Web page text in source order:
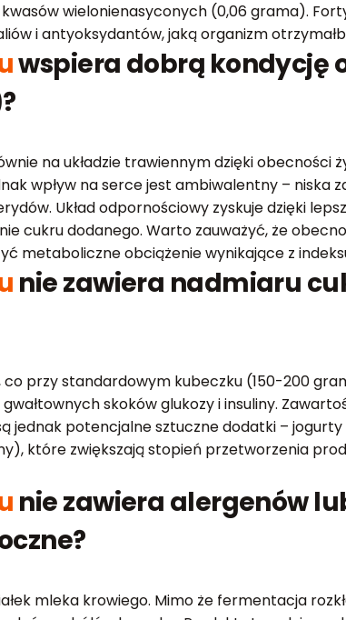
wielonienasyconych (0,06 grama).
i antyoksydantów, jaką organizm
wspiera dobrą kondycję
na układzie trawiennym dzięki obecności
wpływ na serce jest ambiwalentny – niska
Układ odpornościowy zyskuje dzięki
cukru dodanego. Warto zauważyć, że
metaboliczne obciążenie wynikające z
nie zawiera nadmiaru
przy standardowym kubeczku (150-200
skoków glukozy i insuliny.
jednak potencjalne sztuczne dodatki –
które zwiększają stopień przetworzenia
nie zawiera alergenów
mleka krowiego. Mimo że fermentacja